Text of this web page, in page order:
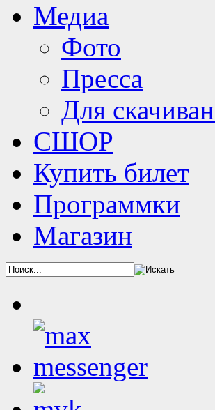
Медиа
Фото
Пресса
Для
СШОР
Купить билет
Программки
Магазин